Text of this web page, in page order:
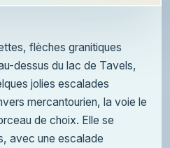
flèches granitiques
dessus du lac de Tavels,
jolies escalades
mercantourien, la voie le
de choix. Elle se
avec une escalade